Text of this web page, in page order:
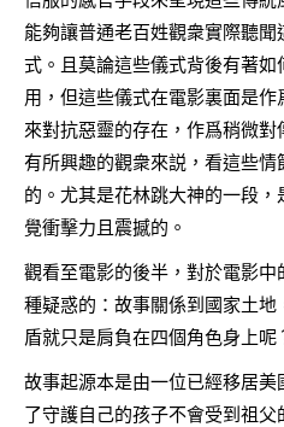
能夠讓普通老百姓觀衆實際聽聞
式。且莫論這些儀式背後有著如
用，但這些儀式在電影裏面是作
來對抗惡靈的存在，作爲稍微對
有所興趣的觀衆來説，看這些情
的。尤其是花林跳大神的一段，
覺衝擊力且震撼的。
觀看至電影的後半，對於電影中
種疑惑的：故事關係到國家土地
盾就只是肩負在四個角色身上呢
故事起源本是由一位已經移居美
了守護自己的孩子不會受到祖父